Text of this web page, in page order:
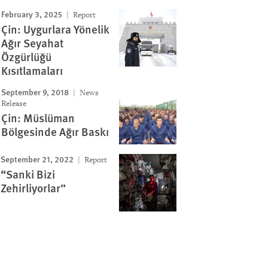
February 3, 2025 Report
Çin: Uygurlara Yönelik
Ağır Seyahat
Özgürlüğü
Kısıtlamaları
September 9, 2018
News
Release
Çin: Müslüman
Bölgesinde Ağır Baskı
September 21, 2022 Report
“Sanki Bizi
Zehirliyorlar”